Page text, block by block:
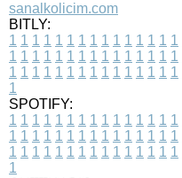
sanalkolicim.com
BITLY:
1 1 1 1 1 1 1 1 1 1 1 1 1 1 1
1 1 1 1 1 1 1 1 1 1 1 1 1 1 1
1 1 1 1 1 1 1 1 1 1 1 1 1 1 1
1
SPOTIFY:
1 1 1 1 1 1 1 1 1 1 1 1 1 1 1
1 1 1 1 1 1 1 1 1 1 1 1 1 1 1
1 1 1 1 1 1 1 1 1 1 1 1 1 1 1
1